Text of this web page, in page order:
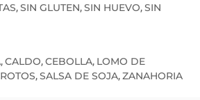
,SIN GLUTEN,SIN HUEVO,SIN
,CALDO,CEBOLLA, LOMO DE
,SALSA DE SOJA,ZANAHORIA